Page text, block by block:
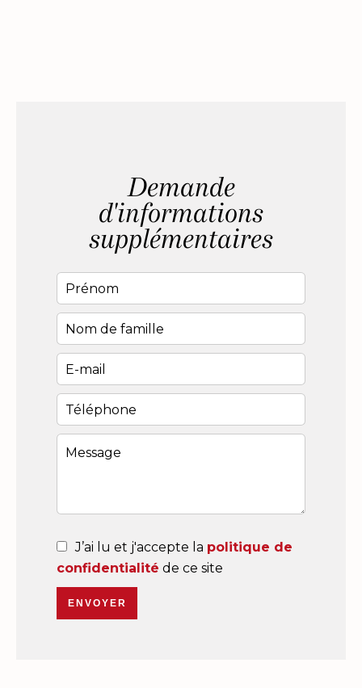
Demande
d'informations
supplémentaires
J’ai lu et j'accepte la politique de
confidentialité de ce site
ENVOYER